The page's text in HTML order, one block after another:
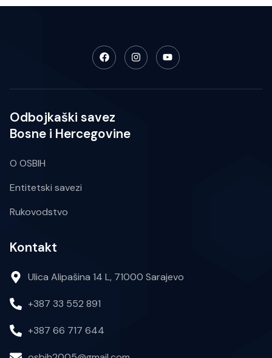
Odbojkaški savez
Bosne i Hercegovine
O OSBIH
Entitetski savezi
Rukovodstvo
Kontakt
Ulica Alipašina 14 L, 71000 Sarajevo
+387 33 552 891
+387 66 717 644